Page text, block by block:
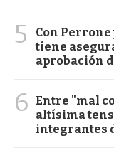
5
Con
tiene
aprobación
6
Entre "mal
altísima
integrantes